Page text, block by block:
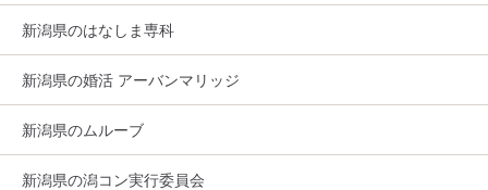
新潟県のはなしま専科
新潟県の婚活 アーバンマリッジ
新潟県のムルーブ
新潟県の潟コン実行委員会